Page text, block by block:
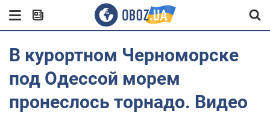
В курортном Черноморске
под Одессой морем
пронеслось торнадо. Видео